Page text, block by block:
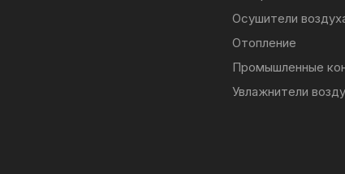
Осушители
Отопление
Промышленные
Увлажнители